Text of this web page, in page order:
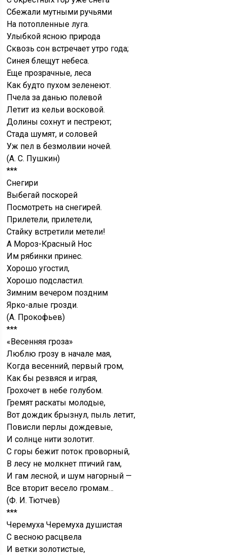
Сбежали мутными ручьями
На потопленные луга.
Улыбкой ясною природа
Сквозь сон встречает утро года;
Синея блещут небеса.
Еще прозрачные, леса
Как будто пухом зеленеют.
Пчела за данью полевой
Летит из кельи восковой.
Долины сохнут и пестреют;
Стада шумят, и соловей
Уж пел в безмолвии ночей.
(А. С. Пушкин)
***
Снегири
Выбегай поскорей
Посмотреть на снегирей.
Прилетели, прилетели,
Стайку встретили метели!
А Мороз-Красный Нос
Им рябинки принес.
Хорошо угостил,
Хорошо подсластил.
Зимним вечером поздним
Ярко-алые грозди.
(А. Прокофьев)
***
«Весенняя гроза»
Люблю грозу в начале мая,
Когда весенний, первый гром,
Как бы резвяся и играя,
Грохочет в небе голубом.
Гремят раскаты молодые,
Вот дождик брызнул, пыль летит,
Повисли перлы дождевые,
И солнце нити золотит.
С горы бежит поток проворный,
В лесу не молкнет птичий гам,
И гам лесной, и шум нагорный —
Все вторит весело громам…
(Ф. И. Тютчев)
***
Черемуха Черемуха душистая
С весною расцвела
И ветки золотистые,